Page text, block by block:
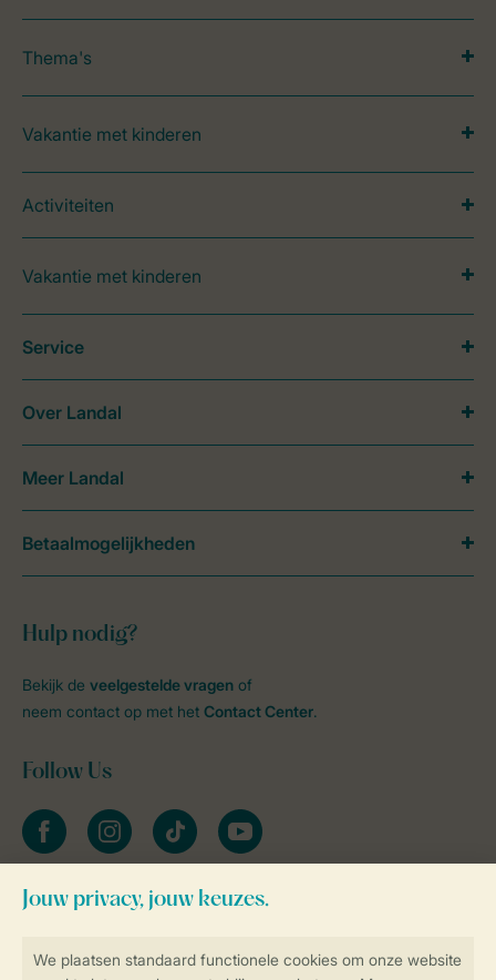
Thema's
Vakantie met kinderen
Activiteiten
Vakantie met kinderen
Hulp nodig?
Bekijk de veelgestelde vragen of
neem contact op met het Contact Center.
Follow Us
facebookinstagramtiktok youtube
Blijf op de hoogte
Service
Over Landal
Meer Landal
Betaalmogelijkheden